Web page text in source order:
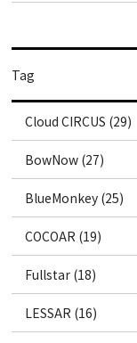
Tag
Cloud CIRCUS (29)
BowNow (27)
BlueMonkey (25)
COCOAR (19)
Fullstar (18)
LESSAR (16)